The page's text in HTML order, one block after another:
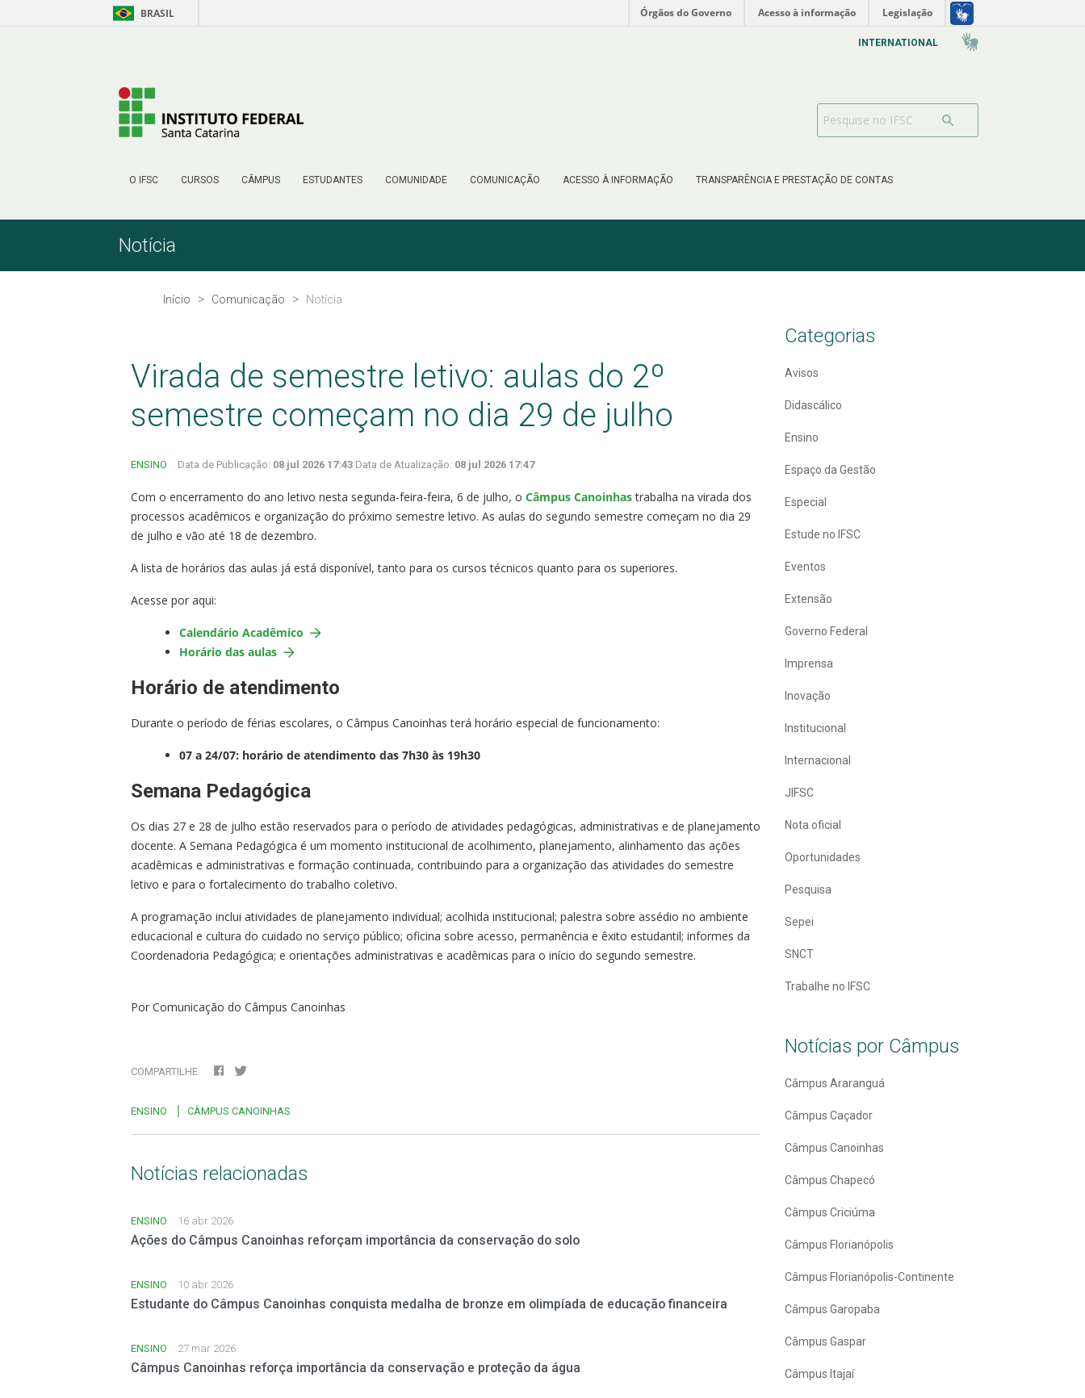
Pular para o Conteúdo BRASIL Órgãos do Governo Acesso à informação Legislação
O IFSC CURSOS CÂMPUS ESTUDANTES COMUNIDADE COMUNICAÇÃO ACESSO À INFORMAÇÃO TRANSPARÊNCIA E PRESTAÇÃO DE CONTAS
INTERNATIONAL
Notícia
Início Comunicação Notícia
Virada de semestre letivo: aulas do 2º
semestre começam no dia 29 de julho
ENSINO Data de Publicação: 08 jul 2026 17:43 Data de Atualização: 08 jul 2026 17:47
Com o encerramento do ano letivo nesta segunda-feira-feira, 6 de julho, o Câmpus Canoinhastrabalha na virada dos
processos acadêmicos e organização do próximo semestre letivo. As aulas do segundo semestre começam no dia 29
de julho e vão até 18 de dezembro.
A lista de horários das aulas já está disponível, tanto para os cursos técnicos quanto para os superiores.
Acesse por aqui:
Calendário Acadêmico
Horário das aulas
Horário de atendimento
Durante o período de férias escolares, o Câmpus Canoinhas terá horário especial de funcionamento:
07 a 24/07: horário de atendimento das 7h30 às 19h30
Semana Pedagógica
Os dias 27 e 28 de julho estão reservados para o período de atividades pedagógicas, administrativas e de planejamento
docente. A Semana Pedagógica é um momento institucional de acolhimento, planejamento, alinhamento das ações
acadêmicas e administrativas e formação continuada, contribuindo para a organização das atividades do semestre
letivo e para o fortalecimento do trabalho coletivo.
A programação inclui atividades de planejamento individual; acolhida institucional; palestra sobre assédio no ambiente
educacional e cultura do cuidado no serviço público; oficina sobre acesso, permanência e êxito estudantil; informes da
Coordenadoria Pedagógica; e orientações administrativas e acadêmicas para o início do segundo semestre.
Por Comunicação do Câmpus Canoinhas
COMPARTILHE
ENSINO CÂMPUS CANOINHAS
Notícias relacionadas
ENSINO 16 abr 2026
Ações do Câmpus Canoinhas reforçam importância da conservação do solo
ENSINO 10 abr 2026
Estudante do Câmpus Canoinhas conquista medalha de bronze em olimpíada de educação financeira
ENSINO 27 mar 2026
Câmpus Canoinhas reforça importância da conservação e proteção da água
Categorias
Avisos
Didascálico
Ensino
Espaço da Gestão
Especial
Estude no IFSC
Eventos
Extensão
Governo Federal
Imprensa
Inovação
Institucional
Internacional
JIFSC
Nota oficial
Oportunidades
Pesquisa
Sepei
SNCT
Trabalhe no IFSC
Notícias por Câmpus
Câmpus Araranguá
Câmpus Caçador
Câmpus Canoinhas
Câmpus Chapecó
Câmpus Criciúma
Câmpus Florianópolis
Câmpus Florianópolis-Continente
Câmpus Garopaba
Câmpus Gaspar
Câmpus Itajaí